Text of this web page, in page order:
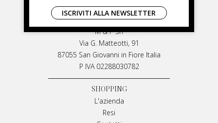
LIVIANA MIRARCHI
M & P Srl
Via G. Matteotti, 91
87055 San Giovanni in Fiore Italia
P IVA 02288030782
SHOPPING
L'azienda
Resi
ISCRIVITI ALLA NEWSLETTER